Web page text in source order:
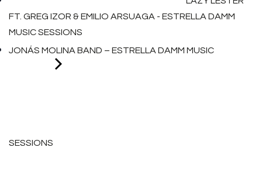
FT. GREG IZOR & EMILIO ARSUAGA - ESTRELLA DAMM
MUSIC SESSIONS
JONÁS MOLINA BAND – ESTRELLA DAMM MUSIC
SESSIONS